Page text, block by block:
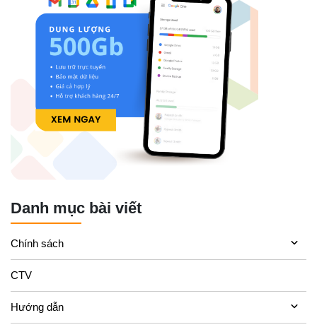
Danh mục bài viết
Chính sách
CTV
Hướng dẫn